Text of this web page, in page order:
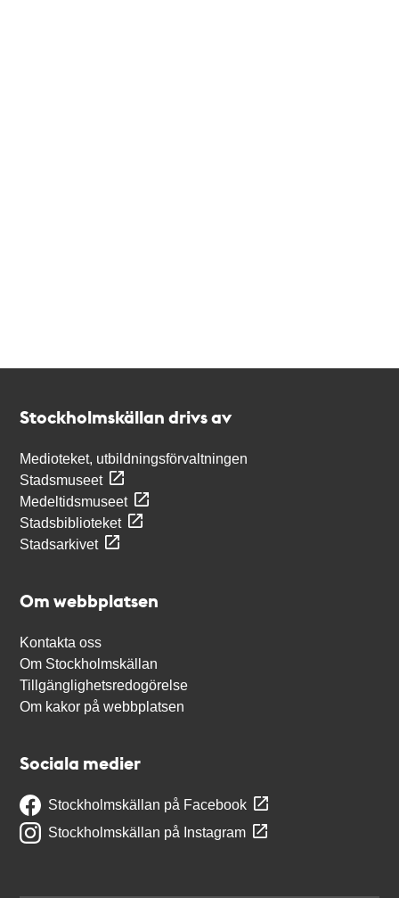
Stockholmskällan drivs av
Medioteket, utbildningsförvaltningen
Stadsmuseet
Medeltidsmuseet
Stadsbiblioteket
Stadsarkivet
Om webbplatsen
Kontakta oss
Om Stockholmskällan
Tillgänglighetsredogörelse
Om kakor på webbplatsen
Sociala medier
Stockholmskällan på Facebook
Stockholmskällan på Instagram